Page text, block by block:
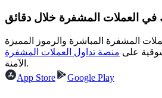
العقود الآجلة USDC
في العملات المشفرة خلال دقائق
المشفرة المباشرة والرموز المميزة
على منصة تداول العملات المشفرة
الآمنة.
App Store
Google Play